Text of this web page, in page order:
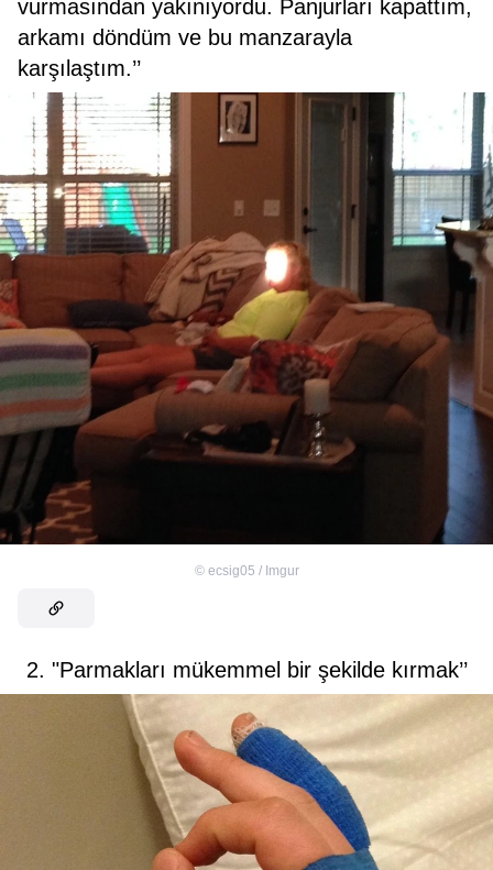
vurmasından yakınıyordu. Panjurları kapattım,
arkamı döndüm ve bu manzarayla
karşılaştım.’’
© ecsig05 / Imgur
2. "Parmakları mükemmel bir şekilde kırmak’’